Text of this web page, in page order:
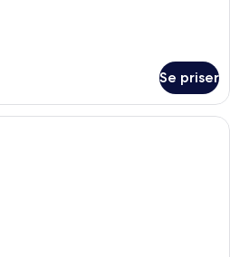
Se priser
Suite – junior | Minibar, safe på